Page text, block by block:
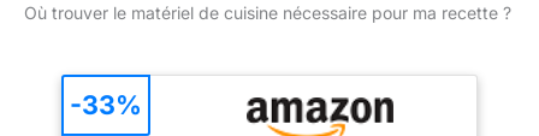
Où trouver le matériel de cuisine nécessaire pour ma recette ?
-33%